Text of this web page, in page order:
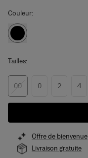
Couleur:
Tailles:
00 0 2 4
Offre de bienvenue
Livraison gratuite